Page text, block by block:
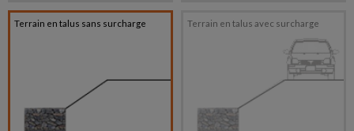
Terrain en talus sans surcharge Terrain en talus avec surcharge